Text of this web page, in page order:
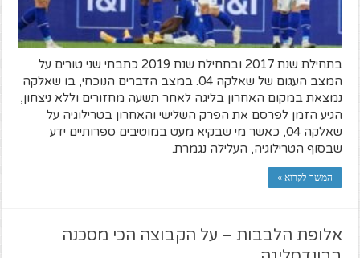
בתחילת שנת 2017 ובתחילת שנת 2019 כתבתי שני טורים על
המצב העגום של שאלקה 04. במצב הדברים הנוכחי, בו שאלקה
נמצאת במקום האחרון בליגה לאחר תשעה מחזורים וללא ניצחון,
הגיע הזמן לפרסם את הפרק השלישי והאחרון בטרילוגיה על
שאלקה 04, כאשר מי שבקיא מעט במוטיבים ספרותיים ידע
שבסוף הטרילוגיה, העלילה נגמרת.
המשך לקרוא »
אלופת הלבבות – על הקבוצה הכי מסכנה